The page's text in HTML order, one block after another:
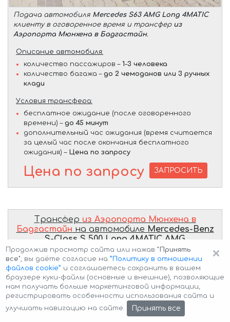
Подача автомобиля Mercedes S63 AMG Long 4MATIC
клиенту в оговоренное время и трансфер из
Аэропорта Мюнхена в Бадгастайн.
Описание автомобиля:
количество пассажиров – 1-3 человека
количество багажа – до 2 чемоданов или 3 ручных
клади
Условия трансфера:
бесплатное ожидание (после оговоренного
времени) – до 45 минут
дополнительный час ожидания (время считается
за целый час после окончания бесплатного
ожидания) – Цена по запросу
Цена по запросу ЗАПРОСИТЬ
Трансфер из Аэропорта Мюнхена в
Бадгастайн на автомобиле Mercedes-Benz
S-Class S 500 Long 4MATIC AMG
комплектация W223
×
Продолжив просмотр сайта или нажав "Принять
все", вы даёте согласие на ”Политику в отношении
файлов cookie” и соглашаетесь сохранить в вашем
браузере куки-файлы (основные и внешние), позволяющие
нам получать больше маркетинговой информации,
регистрировать особенности использования сайта и
улучшать навигацию на сайте.
Принять все